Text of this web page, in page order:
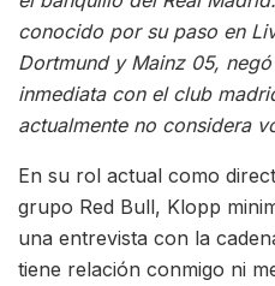
conocido por su paso en
Dortmund y Mainz 05,
inmediata con el club
actualmente no considera
En su rol actual como
grupo Red Bull, Klopp
una entrevista con la
tiene relación conmigo ni